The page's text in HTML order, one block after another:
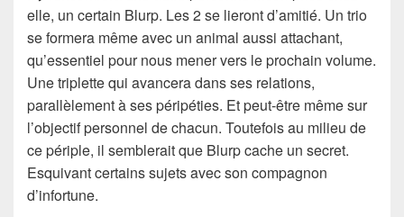
elle, un certain Blurp. Les 2 se lieront d’amitié. Un trio
se formera même avec un animal aussi attachant,
qu’essentiel pour nous mener vers le prochain volume.
Une triplette qui avancera dans ses relations,
parallèlement à ses péripéties. Et peut-être même sur
l’objectif personnel de chacun. Toutefois au milieu de
ce périple, il semblerait que Blurp cache un secret.
Esquivant certains sujets avec son compagnon
d’infortune.